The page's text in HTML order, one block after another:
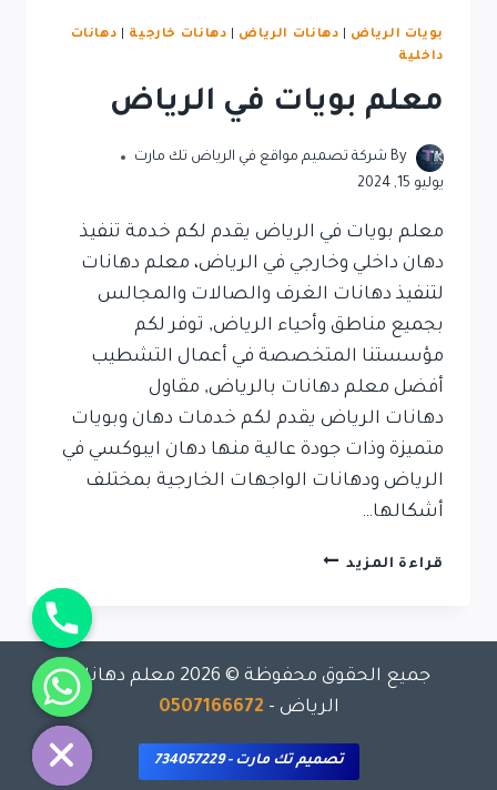
بويات الرياض دهانات الرياض دهانات خارجية
دهانات
داخلية
معلم بويات في الرياض
By شركة تصميم مواقع في الرياض تك مارت
يوليو 15, 2024
معلم بويات في الرياض يقدم لكم خدمة تنفيذ
دهان داخلي وخارجي في الرياض، معلم دهانات
لتنفيذ دهانات الغرف والصالات والمجالس
بجميع مناطق وأحياء الرياض, توفر لكم
مؤسستنا المتخصصة في أعمال التشطيب
أفضل معلم دهانات بالرياض, مقاول
دهانات الرياض يقدم لكم خدمات دهان وبويات
متميزة وذات جودة عالية منها دهان ايبوكسي في
الرياض ودهانات الواجهات الخارجية بمختلف
أشكالها…
قراءة المزيد
جميع الحقوق محفوظة © 2026 معلم دهانات
الرياض - 0507166672
تصميم تك مارت - 734057229
Hide
chaty